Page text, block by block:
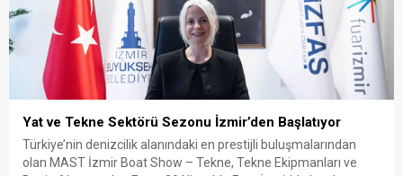
Yat ve Tekne Sektörü Sezonu İzmir’den Başlatıyor
Türkiye’nin denizcilik alanındaki en prestijli buluşmalarından
olan MAST İzmir Boat Show – Tekne, Tekne Ekipmanları ve